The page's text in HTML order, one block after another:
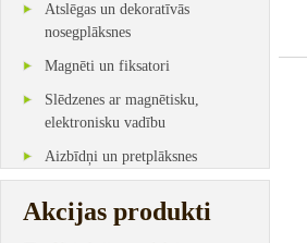
Atslēgas un dekoratīvās
nosegplāksnes
Magnēti un fiksatori
Slēdzenes ar magnētisku,
elektronisku vadību
Aizbīdņi un pretplāksnes
Akcijas produkti